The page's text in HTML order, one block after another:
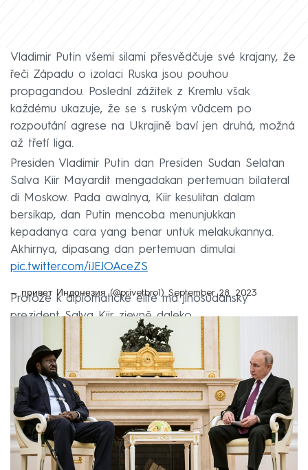
Vladimir Putin všemi silami přesvědčuje své krajany, že
řeči Západu o izolaci Ruska jsou pouhou
propagandou. Poslední zážitek z Kremlu však
každému ukazuje, že se s ruským vůdcem po
rozpoutání agrese na Ukrajině baví jen druhá, možná
až třetí liga.
Presiden Vladimir Putin dan Presiden Sudan Selatan
Salva Kiir Mayardit mengadakan pertemuan bilateral
di Moskow. Pada awalnya, Kiir kesulitan dalam
bersikap, dan Putin mencoba menunjukkan
kepadanya cara yang benar untuk melakukannya.
Akhirnya, dipasang dan pertemuan dimulai
pic.twitter.com/iJEJOAceZS
— привет Индонезия (@privetbro1) September 28, 2023
Protože k diplomatické elitě má jihosúdánský
prezident Salva Kiir zjevně daleko.